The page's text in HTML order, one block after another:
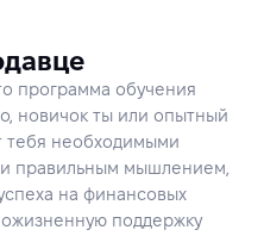
программа обучения
новичок ты или опытный
тебя необходимыми
правильным мышлением,
на финансовых
поддержку